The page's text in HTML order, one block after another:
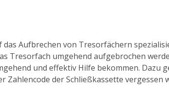
Aufbrechen von Tresorfächern
Tresorfach umgehend aufgebrochen
und effektiv Hilfe bekommen. Dazu
Zahlencode der Schließkassette vergessen